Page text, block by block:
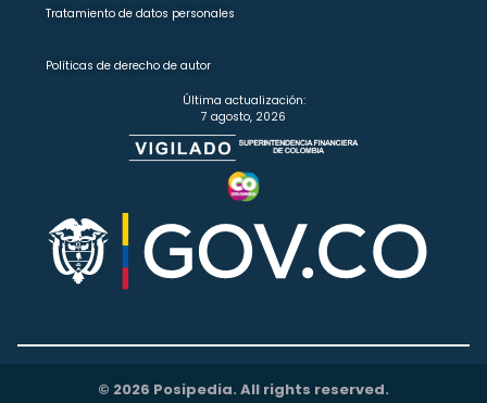
Tratamiento de datos personales
Políticas de derecho de autor
Última actualización:
7 agosto, 2026
© 2026 Posipedia. All rights reserved.